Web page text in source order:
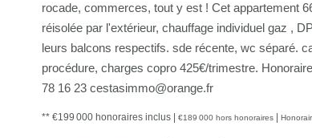
rocade, commerces, tout y est ! Cet appartement
réisolée par l'extérieur, chauffage individuel gaz ,
leurs balcons respectifs. sde récente, wc séparé.
procédure, charges copro 425€/trimestre.
78 16 23 cestasimmo@orange.fr
** €199 000 honoraires inclus €189 000 hors honoraires